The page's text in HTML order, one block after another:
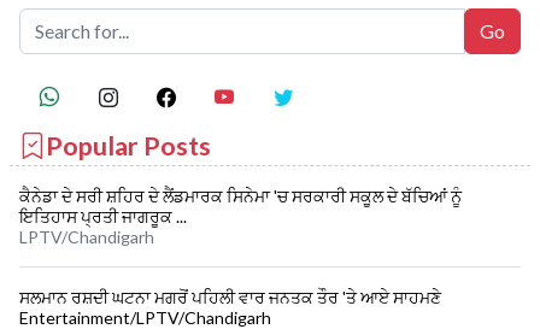
Popular Posts
ਕੈਨੇਡਾ ਦੇ ਸਰੀ ਸ਼ਹਿਰ ਦੇ ਲੈਂਡਮਾਰਕ ਸਿਨੇਮਾ 'ਚ ਸਰਕਾਰੀ ਸਕੂਲ ਦੇ ਬੱਚਿਆਂ ਨੂੰ
ਇਤਿਹਾਸ ਪ੍ਰਤੀ ਜਾਗਰੂਕ ...
LPTV/Chandigarh
ਸਲਮਾਨ ਰਸ਼ਦੀ ਘਟਨਾ ਮਗਰੋਂ ਪਹਿਲੀ ਵਾਰ ਜਨਤਕ ਤੌਰ 'ਤੇ ਆਏ ਸਾਹਮਣੇ
Entertainment/LPTV/Chandigarh